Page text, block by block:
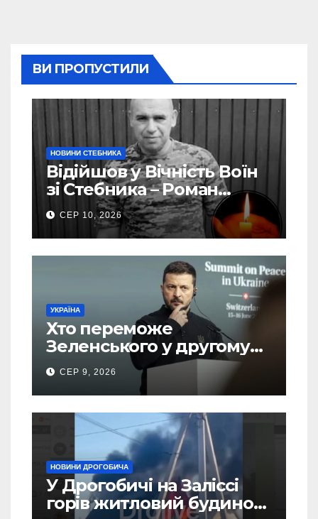
ВИ ПРОПУСТИЛИ
НОВИНИ СТЕБНИКА
Відійшов у Вічність Воїн
зі Стебника – Роман
Кучера
СЕР 10, 2026
УКРАЇНА
Хто переможе
Зеленського у другому
турі виборів президента
України – новий рейтинг
SOCIS
СЕР 9, 2026
НОВИНИ ДРОГОБИЧА
У Дрогобичі на Заліссі
горів житловий будинок